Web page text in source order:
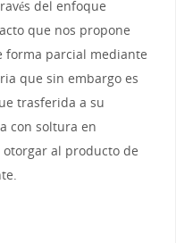
del enfoque
que nos propone
forma parcial mediante
que sin embargo es
trasferida a su
con soltura en
al producto de